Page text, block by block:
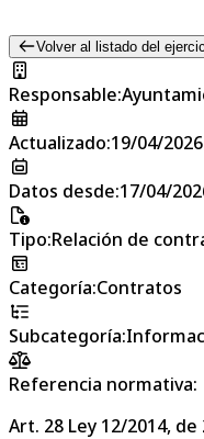
Volver al listado del
Responsable:
Actualizado:19/04/2026
Datos desde:17/04/
Tipo:Relación de
Categoría:Contratos
Subcategoría:
Referencia normativa:
Art. 28 Ley 12/2014,